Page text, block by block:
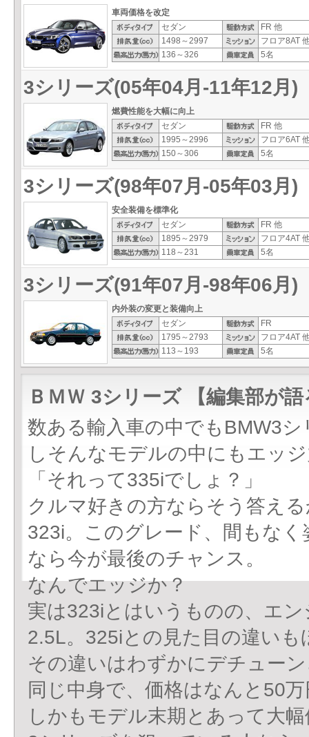
車両価格を改定
セダン
FR 他
1498～2997
フロア8AT
136～326
5名
3シリーズ(05年04月-11年12月)
燃費性能を大幅に向上
セダン
FR 他
1995～2996
フロア6AT
150～306
5名
3シリーズ(98年07月-05年03月)
安全装備を標準化
セダン
FR 他
1895～2979
フロア4AT
118～231
5名
3シリーズ(91年07月-98年06月)
内外装の変更と装備向上
セダン
FR
1795～2793
フロア4AT
113～193
5名
ＢＭＷ 3シリーズ 【編集部が語
数ある輸入車の中でもBMW3
しそんなモデルの中にもエッ
「それって335iでしょ？」
クルマ好きの方ならそう答え
323i。このグレード、間もな
なら今が最後のチャンス。
なんでエッジか？
実は323iとはいうものの、エ
2.5L。325iとの見た目の違いも
その違いはわずかにデチュー
同じ中身で、価格はなんと50
しかもモデル末期とあって大